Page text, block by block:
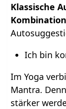
Klassische
Ich bin
Im Yoga
Mantra.
stärker